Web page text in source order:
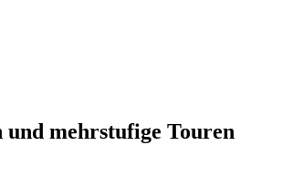
und mehrstufige Touren